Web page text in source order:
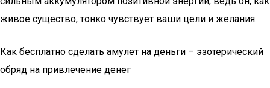
живое существо, тонко чувствует ваши цели и желания.
Как бесплатно сделать амулет на деньги – эзотерический
обряд на привлечение денег